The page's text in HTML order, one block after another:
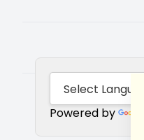
Powered by